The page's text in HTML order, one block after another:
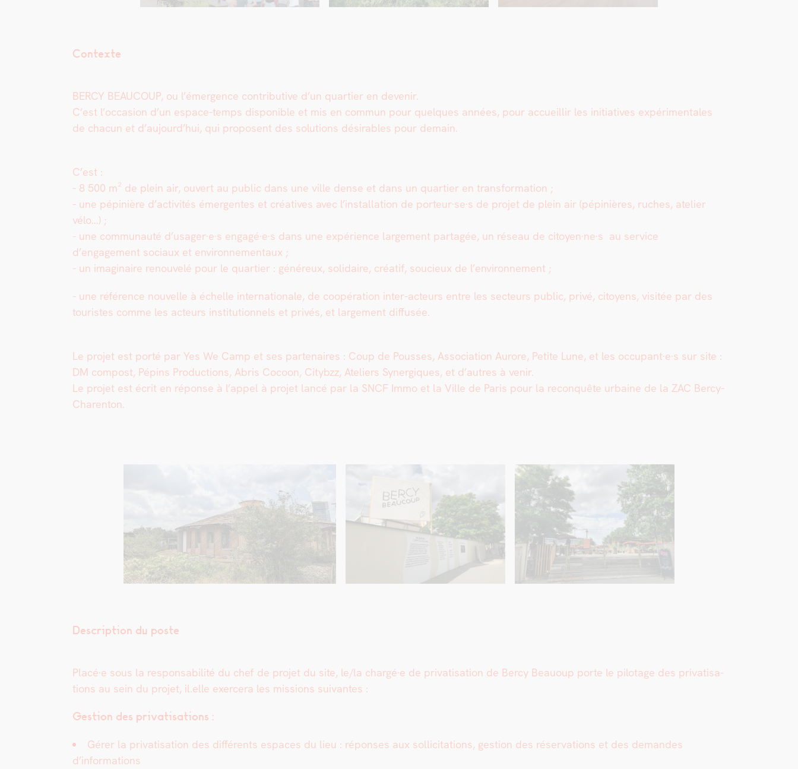
Contexte
BERCY BEAUCOUP, ou l’émergence con­tribu­tive d’un quarti­er en devenir.
C’est l’occasion d’un espace-temps disponible et mis en com­mun pour quelques années, pour accueil­lir les ini­tia­tives expéri­men­tales
de cha­cun et d’aujourd’hui, qui pro­posent des solu­tions désir­ables pour demain.
C’est :
- 8 500 m² de plein air, ouvert au pub­lic dans une ville dense et dans un quarti­er en trans­for­ma­tion ;
- une pépinière d’activités émer­gentes et créa­tives avec l’installation de porteur·se·s de pro­jet de plein air (pépinières, ruch­es, ate­lier
vélo…) ;
- une com­mu­nauté d’usager·e·s engagé·e·s dans une expéri­ence large­ment partagée, un réseau de citoyen·ne·s au ser­vice
d’engagement soci­aux et envi­ron­nemen­taux ;
- un imag­i­naire renou­velé pour le quarti­er : généreux, sol­idaire, créatif, soucieux de l’environnement ;
- une référence nou­velle à échelle inter­na­tionale, de coopéra­tion inter-acteurs entre les secteurs pub­lic, privé, citoyens, vis­itée par des
touristes comme les acteurs insti­tu­tion­nels et privés, et large­ment dif­fusée.
Le pro­jet est porté par Yes We Camp et ses parte­naires : Coup de Pouss­es, Asso­ci­a­tion Aurore, Petite Lune, et les occupant·e·s sur site :
DM com­post, Pépins Pro­duc­tions, Abris Cocoon, City­bzz, Ate­liers Syn­ergiques, et d’autres à venir.
Le pro­jet est écrit en réponse à l’appel à pro­jet lancé par la SNCF Immo et la Ville de Paris pour la recon­quête urbaine de la ZAC Bercy-
Char­en­ton.
Description du poste
Placé·e sous la respon­s­abil­ité du chef de pro­jet du site, le/la chargé·e de pri­vati­sa­tion de Bercy Beau­oup porte le pilotage des pri­vati­sa­
tions au sein du pro­jet, il.elle exercera les mis­sions suiv­antes :
Ges­tion des pri­vati­sa­tions :
Gér­er la pri­vati­sa­tion des dif­férents espaces du lieu : répons­es aux sol­lic­i­ta­tions, ges­tion des réser­va­tions et des deman­des
d’informations